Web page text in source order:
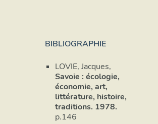
BIBLIOGRAPHIE
LOVIE, Jacques,
Savoie : écologie,
économie, art,
littérature, histoire,
traditions. 1978.
p.146